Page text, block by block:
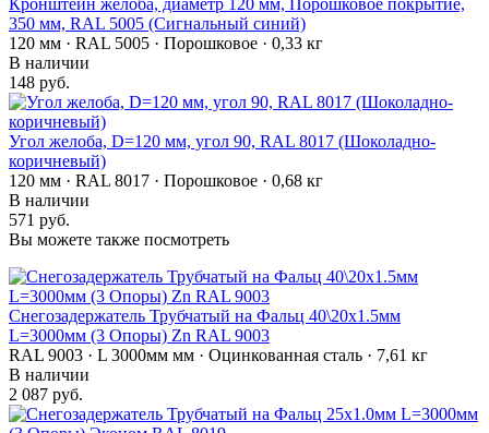
350 мм, RAL 5005 (Сигнальный синий)
120 мм · RAL 5005 · Порошковое · 0,33 кг
В наличии
148 руб.
Угол желоба, D=120 мм, угол 90, RAL 8017 (Шоколадно-
коричневый)
120 мм · RAL 8017 · Порошковое · 0,68 кг
В наличии
571 руб.
Вы можете также посмотреть
Снегозадержатель Трубчатый на Фальц 40\20х1.5мм
L=3000мм (3 Опоры) Zn RAL 9003
RAL 9003 · L 3000мм мм · Оцинкованная сталь · 7,61 кг
В наличии
2 087 руб.